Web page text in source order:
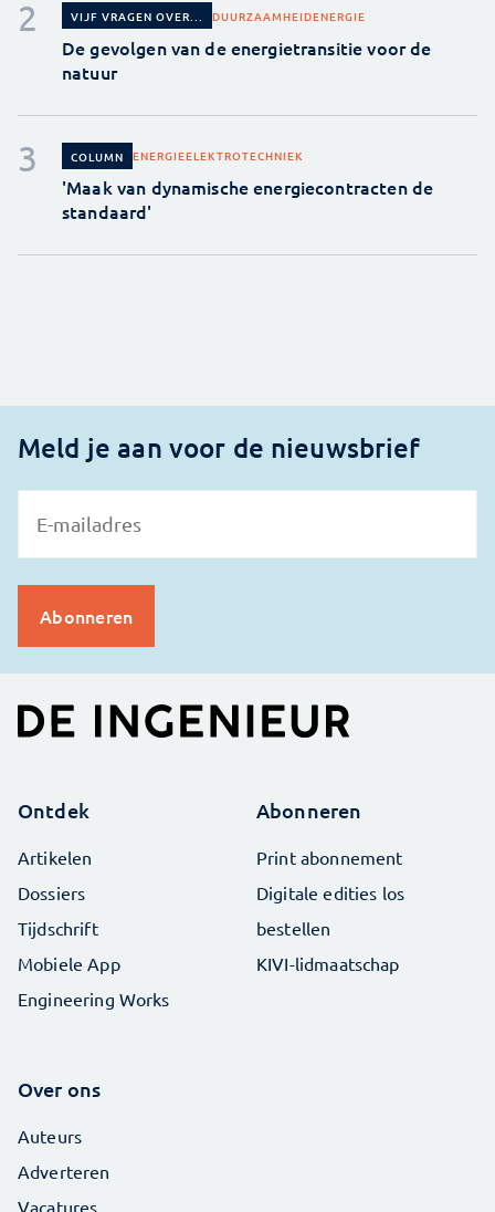
VIJF VRAGEN OVER... DUURZAAMHEIDENERGIE
De gevolgen van de energietransitie voor de
natuur
COLUMN ENERGIEELEKTROTECHNIEK
'Maak van dynamische energiecontracten de
standaard'
Meld je aan voor de nieuwsbrief
Ontdek
Artikelen
Dossiers
Tijdschrift
Mobiele App
Engineering Works
Abonneren
Print abonnement
Digitale edities los
bestellen
KIVI-lidmaatschap
Over ons
Auteurs
Adverteren
Vacatures